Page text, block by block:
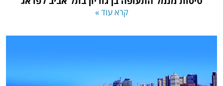
קרא עוד »